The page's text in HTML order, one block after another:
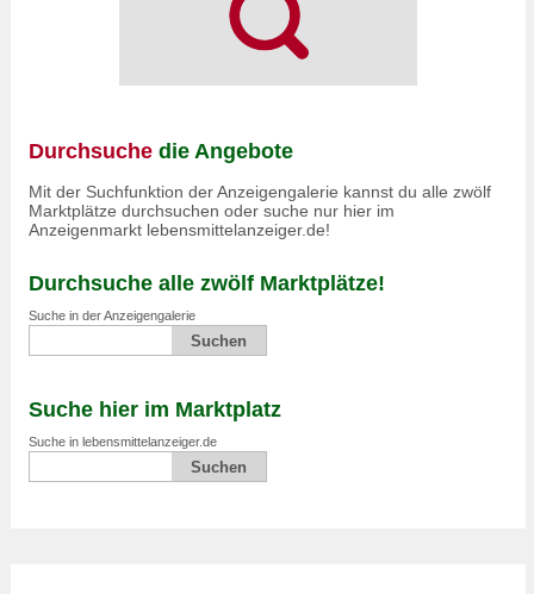
Durchsuche die Angebote
Mit der Suchfunktion der Anzeigengalerie kannst du alle zwölf
Marktplätze durchsuchen oder suche nur hier im
Anzeigenmarkt lebensmittelanzeiger.de!
Durchsuche alle zwölf Marktplätze!
Suche in der Anzeigengalerie
Suche hier im Marktplatz
Suche in lebensmittelanzeiger.de